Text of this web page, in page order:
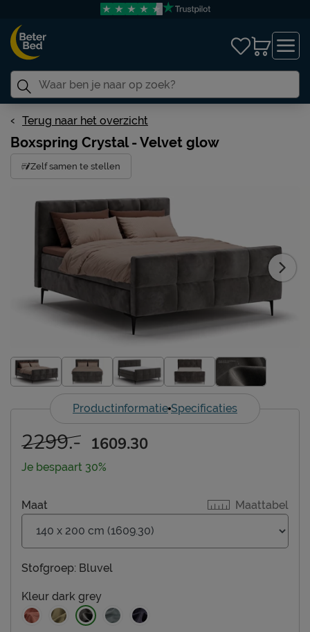
Terug naar het overzicht
Boxspring Crystal - Velvet glow
Zelf samen te stellen
Productinformatie Specificaties
Maattabel
Maat
Stofgroep: Bluvel
Kleur dark grey
2299.- 1609.30
Je bespaart 30%